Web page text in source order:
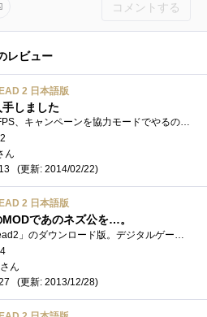
コメントする
レビュー
2 日本語版
しました
ゾンビなFPS、キャンペーンを協力モードでやるのがメインな感じなのかな？対戦モードもあります。
2
ん
(更新: 2014/02/22)
2 日本語版
であのネズ公を…。
「Left4Dead2」のダウンロード版。デジタルゲーム配信サービス「Steam」のキャンペーン。クリスマスホリデーの1日限定で無料配信されたものです。�...
4
ん
(更新: 2013/12/28)